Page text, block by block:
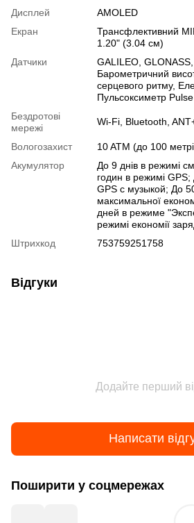
Дисплей
AMOLED
Екран
Трансфлективний
1.20" (3.04 см)
Датчики
GALILEO GLONASS
Барометричний
серцевого ритму,
Пульсоксиметр
Бездротові
мережі
Wi-Fi Bluetooth
Вологозахист
10 ATM (до 100
Акумулятор
До 9 днів в режимі
годин в режимі
GPS с музыкой; До
максимальної
дней в режиме
режимі економії
Штрихкод
753759251758
Відгуки
Додайте перший
Написати
Поширити у соцмережах